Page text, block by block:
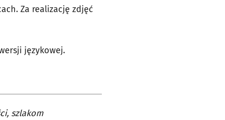
Za realizację zdjęć
językowej.
szlakom